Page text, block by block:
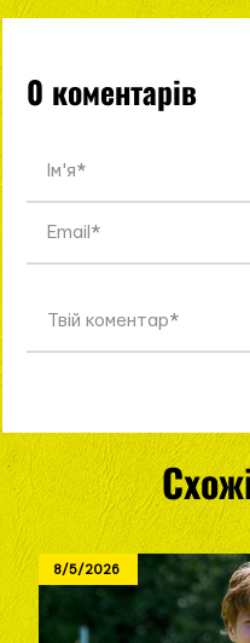
0 коментарів
8/5/2026